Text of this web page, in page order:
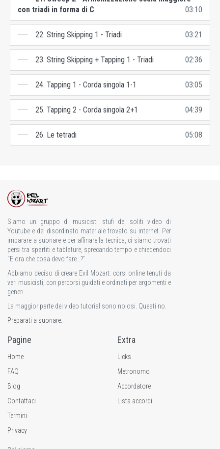
con triadi in forma di C
03:10
22. String Skipping 1 - Triadi 03:21
23. String Skipping + Tapping 1 - Triadi 02:36
24. Tapping 1 - Corda singola 1-1 03:05
25. Tapping 2 - Corda singola 2+1 04:39
26. Le tetradi 05:08
Siamo un gruppo di musicisti stufi dei soliti video di
Youtube e del disordinato materiale trovato su internet. Per
imparare a suonare e per affinare la tecnica, ci siamo trovati
persi tra spartiti e tablature, sprecando tempo e chiedendoci
“E ora che cosa devo fare…?”.
Abbiamo deciso di creare Evil Mozart: corsi online tenuti da
veri musicisti, con percorsi guidati e ordinati per argomenti e
generi.
La maggior parte dei video tutorial sono noiosi. Questi no.
Preparati a suonare.
Pagine
Home
FAQ
Blog
Contattaci
Termini
Privacy
Extra
Licks
Metronomo
Accordatore
Lista accordi